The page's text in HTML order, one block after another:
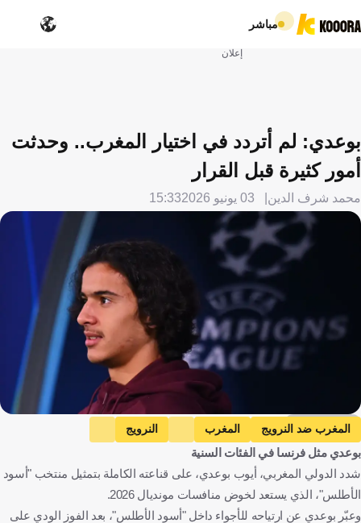
مباشر
إعلان
بوعدي: لم أتردد في اختيار المغرب.. وحدثت
أمور كثيرة قبل القرار
محمد شرف الدين 03 يونيو 2026 15:33
Getty Images
المغرب ضد النرويج المغرب
النرويج
المباريات الودية
البرازيل ضد المغرب
كأس العالم
المغرب ضد هايتي
هايتي
إسكتلندا ضد المغرب
إسكتلندا أيوب بوعدي
بوعدي مثل فرنسا في الفئات السنية
شدد الدولي المغربي، أيوب بوعدي، على قناعته الكاملة بتمثيل منتخب "أسود
الأطلس"، الذي يستعد لخوض منافسات مونديال 2026.
وعبّر بوعدي عن ارتياحه للأجواء داخل "أسود الأطلس"، بعد الفوز الودي على